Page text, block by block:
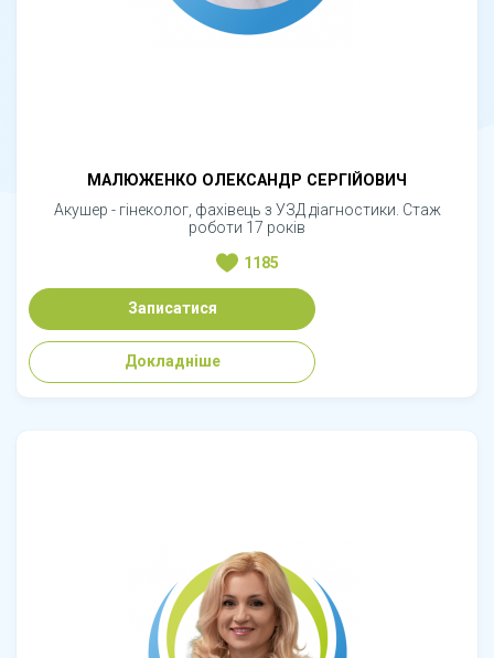
МАЛЮЖЕНКО ОЛЕКСАНДР СЕРГІЙОВИЧ
Акушер - гінеколог, фахівець з УЗД діагностики. Стаж
роботи 17 років
1185
Записатися
Докладніше